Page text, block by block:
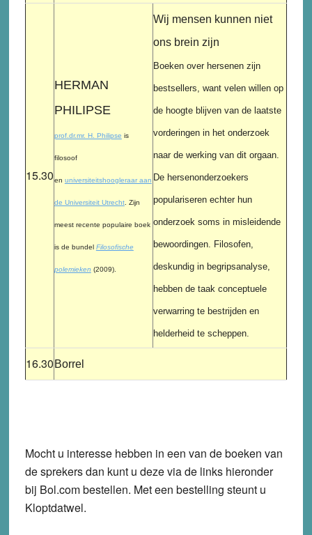
15.30
HERMAN
PHILIPSE
prof.dr.mr. H. Philipse is
filosoof
en universiteitshoogleraar aan
de Universiteit Utrecht. Zijn
meest recente populaire boek
is de bundel Filosofische
polemieken (2009).
Wij mensen kunnen niet
ons brein zijn
Boeken over hersenen zijn
bestsellers, want velen willen op
de hoogte blijven van de laatste
vorderingen in het onderzoek
naar de werking van dit orgaan.
De hersenonderzoekers
populariseren echter hun
onderzoek soms in misleidende
bewoordingen. Filosofen,
deskundig in begripsanalyse,
hebben de taak conceptuele
verwarring te bestrijden en
helderheid te scheppen.
16.30 Borrel
Mocht u interesse hebben in een van de boeken van
de sprekers dan kunt u deze via de links hieronder
bij Bol.com bestellen. Met een bestelling steunt u
Kloptdatwel.